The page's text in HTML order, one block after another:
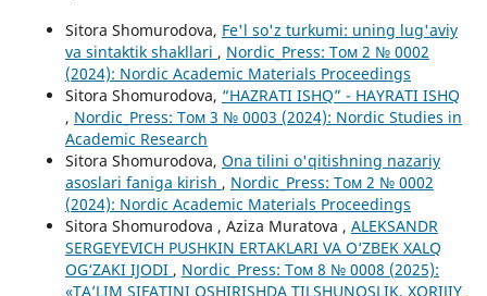
Sitora Shomurodova, Fe'l so'z turkumi: uning lug'aviy
va sintaktik shakllari , Nordic_Press: Том 2 № 0002
(2024): Nordic Academic Materials Proceedings
Sitora Shomurodova, “HAZRATI ISHQ” - HAYRATI ISHQ
, Nordic_Press: Том 3 № 0003 (2024): Nordic Studies in
Academic Research
Sitora Shomurodova, Ona tilini o'qitishning nazariy
asoslari faniga kirish , Nordic_Press: Том 2 № 0002
(2024): Nordic Academic Materials Proceedings
Sitora Shomurodova , Aziza Muratova , ALEKSANDR
SERGEYEVICH PUSHKIN ERTAKLARI VA O‘ZBEK XALQ
OG‘ZAKI IJODI , Nordic_Press: Том 8 № 0008 (2025):
«TA’LIM SIFATINI OSHIRISHDA TILSHUNOSLIK, XORIJIY